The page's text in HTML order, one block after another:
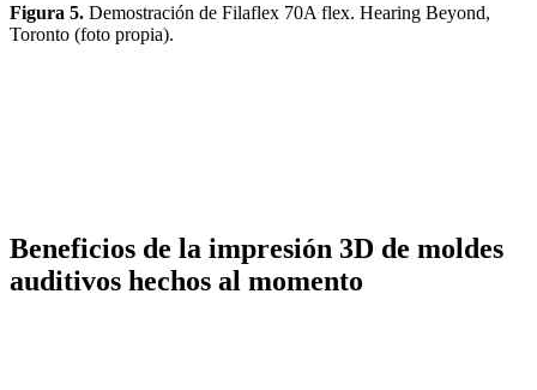
Figura 5. Demostración de Filaflex 70A flex. Hearing Beyond,
Toronto (foto propia).
Beneficios de la impresión 3D de moldes
auditivos hechos al momento